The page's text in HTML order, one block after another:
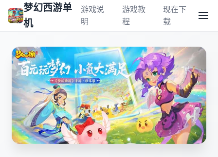
梦幻西游单
机
游戏说
明
游戏教
程
现在下
载